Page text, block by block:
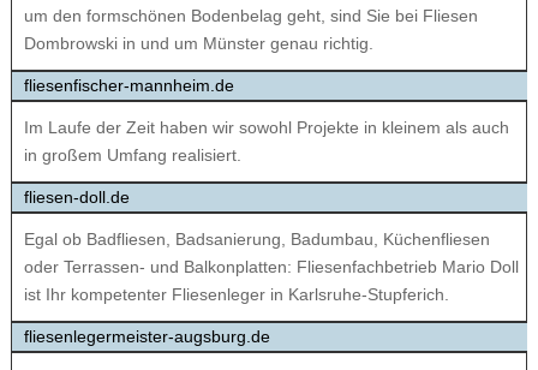
um den formschönen Bodenbelag geht, sind Sie bei Fliesen
Dombrowski in und um Münster genau richtig.
fliesenfischer-mannheim.de
Im Laufe der Zeit haben wir sowohl Projekte in kleinem als auch
in großem Umfang realisiert.
fliesen-doll.de
Egal ob Bad­fliesen, Bad­sanie­rung, Bad­um­bau, Küchen­fliesen
oder Ter­ras­sen- und Bal­kon­plat­ten: Fliesenfachbetrieb Mario Doll
ist Ihr kom­pe­ten­ter Flie­sen­leger in Karlsruhe-Stupferich.
fliesenlegermeister-augsburg.de